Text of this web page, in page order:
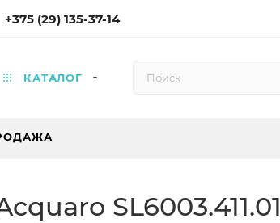
+375 (29) 135-37-14
КАТАЛОГ
SL6003.411.01